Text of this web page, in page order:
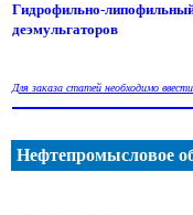
Гидрофильно-
деэмульгаторов
Для заказа статей необходимо
Нефтепромысловое